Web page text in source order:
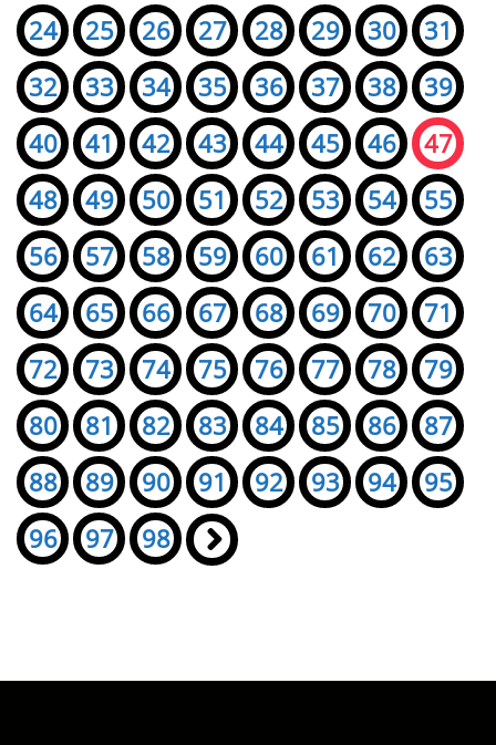
24
25 26 27 28 29 30
31
32
33 34 35 36 37 38
39
40
41 42 43 44 45 46
47
48
49 50 51 52 53 54
55
56
57 58 59 60 61 62
63
64
65 66 67 68 69 70
71
72
73 74 75 76 77 78
79
80
81 82 83 84 85 86
87
88
89 90 91 92 93 94
95
96
97 98 »